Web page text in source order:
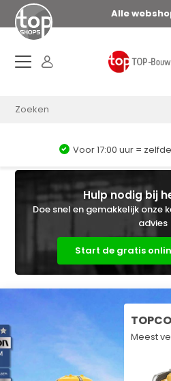
Alle
Voor 17:00 uur =
Hulp nodig bij
Doe snel en gemakkelijk onze
advies
Start de gratis
Meest